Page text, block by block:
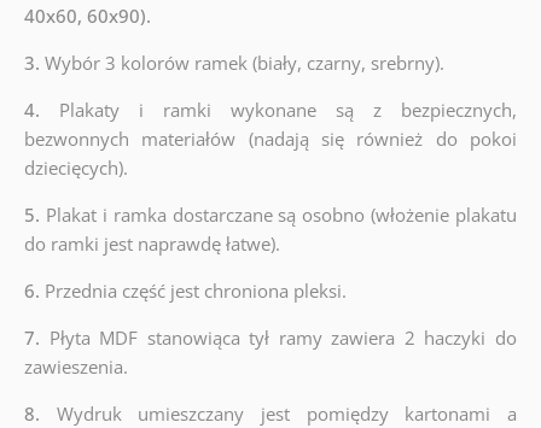
40x60, 60x90).
3. Wybór 3 kolorów ramek (biały, czarny, srebrny).
4. Plakaty i ramki wykonane są z bezpiecznych,
bezwonnych materiałów (nadają się również do pokoi
dziecięcych).
5. Plakat i ramka dostarczane są osobno (włożenie plakatu
do ramki jest naprawdę łatwe).
6. Przednia część jest chroniona pleksi.
7. Płyta MDF stanowiąca tył ramy zawiera 2 haczyki do
zawieszenia.
8. Wydruk umieszczany jest pomiędzy kartonami a